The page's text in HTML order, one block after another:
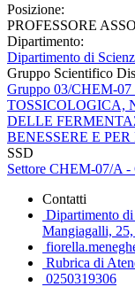
Posizione:
PROFESSORE
Dipartimento:
Dipartimento di
Gruppo Scientifico
Gruppo 03/CHEM-
TOSSICOLOGICA,
DELLE
BENESSERE E
SSD
Settore CHEM-07/A -
Contatti
Dipartimento
Mangiagalli,
Rubrica di
0250319306